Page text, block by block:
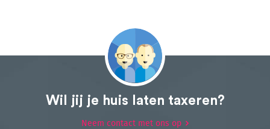
Wil jij je huis laten taxeren?
Neem contact met ons op